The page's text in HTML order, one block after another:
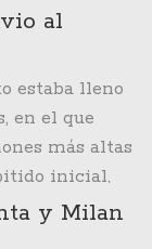
del 6 de
Stadium,
agitada
el
audiencia
en
por
al
estaba lleno
en el que
más altas
inicial,
alineaciones,
y Milan